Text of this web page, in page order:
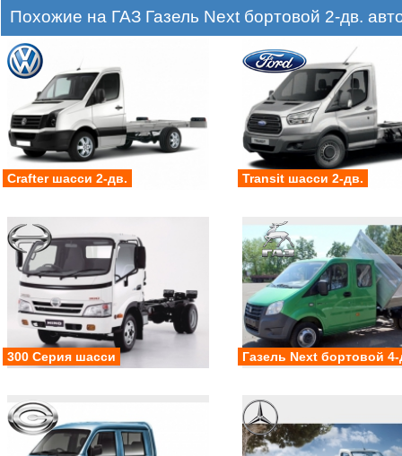
Похожие на ГАЗ Газель Next бортовой 2-дв.
Crafter шасси 2-дв. Transit шасси 2-дв.
300 Серия шасси Газель Next бортовой